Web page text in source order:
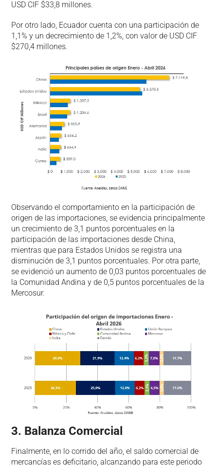
USD CIF $33,8 millones.
Por otro lado, Ecuador cuenta con una participación de
1,1% y un decrecimiento de 1,2%, con valor de USD CIF
$270,4 millones.
Observando el comportamiento en la participación de
origen de las importaciones, se evidencia principalmente
un crecimiento de 3,1 puntos porcentuales en la
participación de las importaciones desde China,
mientras que para Estados Unidos se registra una
disminución de 3,1 puntos porcentuales. Por otra parte,
se evidenció un aumento de 0,03 puntos porcentuales de
la Comunidad Andina y de 0,5 puntos porcentuales de la
Mercosur.
3. Balanza Comercial
Finalmente, en lo corrido del año, el saldo comercial de
mercancías es deficitario, alcanzando para este periodo